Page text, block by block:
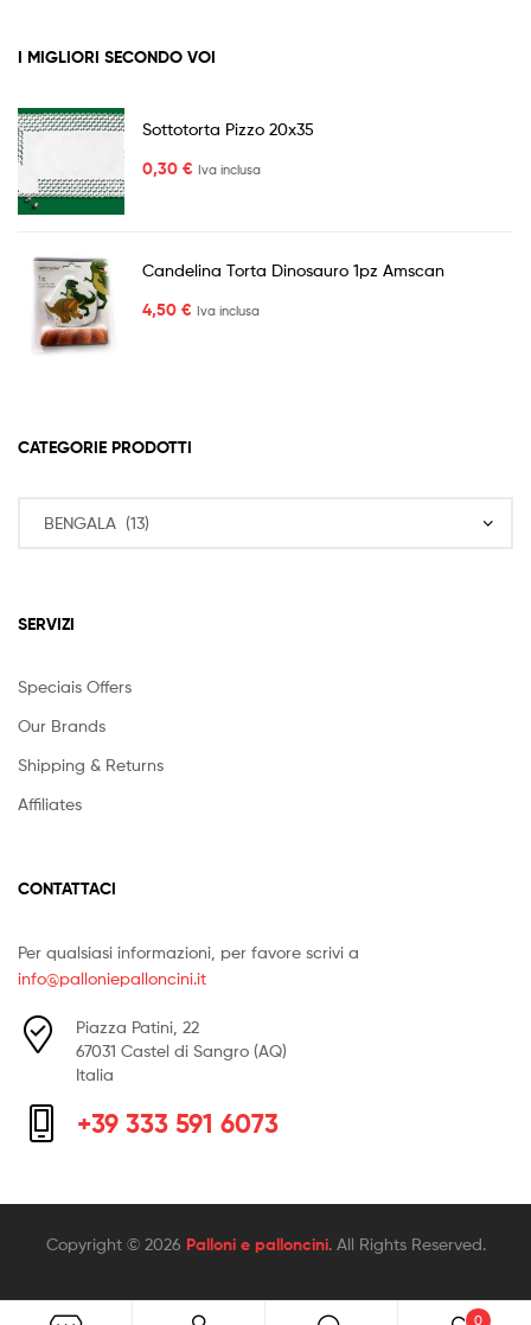
I MIGLIORI SECONDO VOI
Sottotorta Pizzo 20x35
0,30 € Iva inclusa
Candelina Torta Dinosauro 1pz Amscan
4,50 € Iva inclusa
CATEGORIE PRODOTTI
SERVIZI
Speciais Offers
Our Brands
Shipping & Returns
Affiliates
CONTATTACI
Per qualsiasi informazioni, per favore scrivi a
info@palloniepalloncini.it
Piazza Patini, 22
67031 Castel di Sangro (AQ)
Italia
+39 333 591 6073
Copyright © 2026 Palloni e palloncini. All Rights Reserved.
0